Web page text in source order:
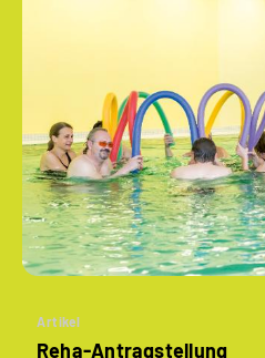
Artikel
Reha-Antragstellung